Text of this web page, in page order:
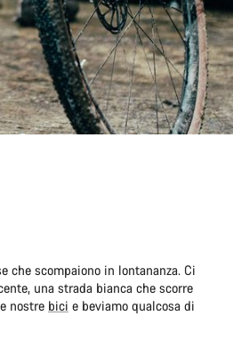
che scompaiono in lontananza. Ci
una strada bianca che scorre
nostre bici e beviamo qualcosa di